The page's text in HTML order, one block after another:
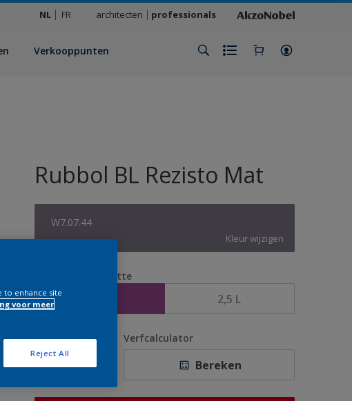
NL FR architecten professionals
Verkooppunten
Rubbol BL Rezisto Mat
W7.07.44
Kleur wijzigen
Verpakkingsgrootte
2,5 L
Aantal Verfcalculator
Bereken
to enhance site
voor meer
Reject All